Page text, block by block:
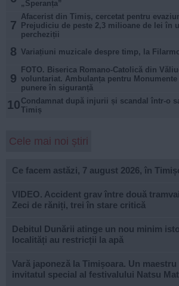
„Speranța”
7
Afacerist din Timiș, cercetat pentru
Prejudiciu de peste 2,3 milioane de lei în
percheziții
8 Variațiuni muzicale despre timp, la
9
FOTO. Biserica Romano-Catolică din
voluntariat. Ambulanța pentru
punere în siguranță
10 Condamnat după injurii și scandal într-o
Timiș
Cele mai noi știri
Ce facem astăzi, 7 august 2026, în
VIDEO. Accident grav între două
Zeci de răniți, trei în stare critică
Debitul Dunării atinge un nou minim
localități au restricții la apă
Vară japoneză la Timișoara. Un
invitatul special al festivalului Natsu